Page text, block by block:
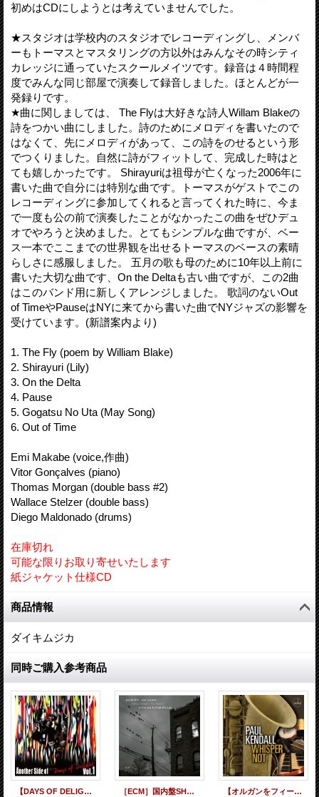
初めはCDにしようとは考えていませんでした。
★スタジオは学校内のスタジオでレコーディングし、メンバ
ーもトーマスとマスタリングの方以外はみんなその時シティ
カレッジに通っていたスクールメイツです。録音は４時間程
度でみんな同じ部屋で演奏して録音しました。ほとんどが一
発録りです。
★曲に関しましては、 The Flyは大好きな詩人Willam Blakeの
詩をつかい曲にしました。詩のためにメロディを書いたので
はなくて、先にメロディがあって、この詩をのせるという形
でつくりました。自然に詩がフィットして、完成した時はと
ても嬉しかったです。 Shirayuriは祖母が亡くなった2006年に
書いた曲で自分には特別な曲です。トーマスがゲストでこの
レコーディングに参加してくれると言ってくれた時に、今ま
で一度も公の前で演奏したことがなかったこの曲をぜひデュ
オでやろうと決めました。とてもシンプルな曲ですが、ベー
ス一本でここまでの世界観を出せるトーマスのベースの素晴
らしさに感服しました。 五月の歌も母のために10年以上前に
書いた大切な曲です、On the Deltaも古い曲ですが、この2曲
はこのバンド用に新しくアレンジしました。 歌詞のないOut
of TimeやPauseはNYに来てから書いた曲でNYジャズの影響を
受けています。(新譜案内より)
1. The Fly (poem by William Blake)
2. Shirayuri (Lily)
3. On the Delta
4. Pause
5. Gogatsu No Uta (May Song)
6. Out of Time
Emi Makabe (voice,作曲)
Vitor Gonçalves (piano)
Thomas Morgan (double bass #2)
Wallace Stelzer (double bass)
Diego Maldonado (drums)
在庫切れ
可能な限りお取り寄せいたします
紙ジャケット仕様CD
商品情報
ダイキムジカ
同時ご購入参考商品
【DAYS OF DELIGHT】CD VARIOUS ARTISTS / アナザー・サイド・デイズ・オブ・ディライト VOL.1 ［ECM］国内盤SHM-CD JAKOB BRO,JOE LOVANO ヤコブ・ブロ、ジョー・ロヴァーノ / ワンス・アラウンド・ザ・ルームートリビュート・トゥ・ポール・モチアン 【オルガンをフィーチャーしたビバップ演奏】CD Paul Kendall ポール・ケンドール / Whisper Not